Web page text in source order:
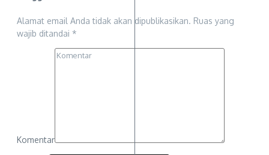
Alamat email Anda tidak akan dipublikasikan. Ruas yang
wajib ditandai *
Komentar